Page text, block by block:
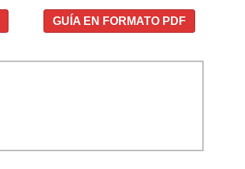
GUÍA EN FORMATO PDF